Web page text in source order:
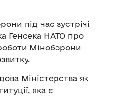
під час зустрічі
Генсека НАТО про
Міноборони
Міністерства як
яка є